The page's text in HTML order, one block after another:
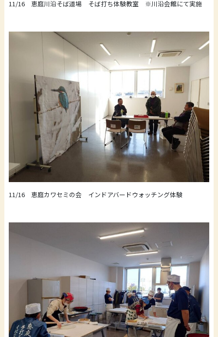
11/16 恵庭川沿そば道場 そば打ち体験教室 ※川沿会館にて実施
11/16 恵庭カワセミの会 インドアバードウォッチング体験